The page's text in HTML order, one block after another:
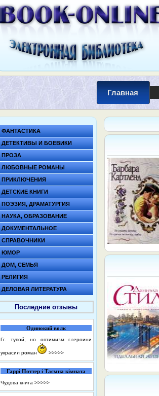
Главная
ФАНТАСТИКА
ДЕТЕКТИВЫ И БОЕВИКИ
ПРОЗА
ЛЮБОВНЫЕ РОМАНЫ
ПРИКЛЮЧЕНИЯ
ДЕТСКИЕ КНИГИ
ПОЭЗИЯ, ДРАМАТУРГИЯ
НАУКА, ОБРАЗОВАНИЕ
ДОКУМЕНТАЛЬНОЕ
СПРАВОЧНИКИ
ЮМОР
ДОМ, СЕМЬЯ
РЕЛИГИЯ
ДЕЛОВАЯ ЛИТЕРАТУРА
Последние отзывы
Одинокий волк
Гг. тупой, но оптимизм г.героини
украсил роман >>>>>
Гаррі Поттер і Таємна кімната
Чудова книга >>>>>